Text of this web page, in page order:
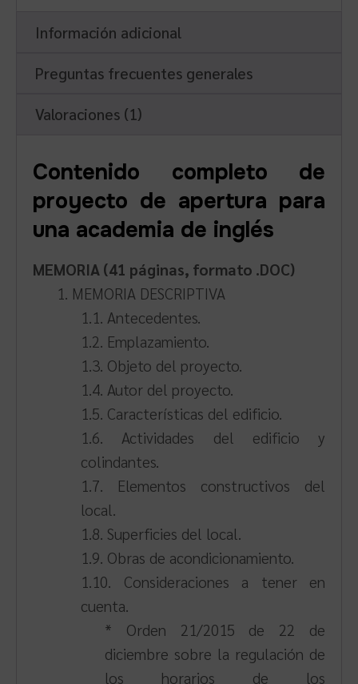
Información adicional
Preguntas frecuentes generales
Valoraciones (1)
Contenido completo de
proyecto de apertura para
una academia de inglés
MEMORIA (41 páginas, formato .DOC)
1. MEMORIA DESCRIPTIVA
1.1. Antecedentes.
1.2. Emplazamiento.
1.3. Objeto del proyecto.
1.4. Autor del proyecto.
1.5. Características del edificio.
1.6. Actividades del edificio y
colindantes.
1.7. Elementos constructivos del
local.
1.8. Superficies del local.
1.9. Obras de acondicionamiento.
1.10. Consideraciones a tener en
cuenta.
* Orden 21/2015 de 22 de
diciembre sobre la regulación de
los horarios de los